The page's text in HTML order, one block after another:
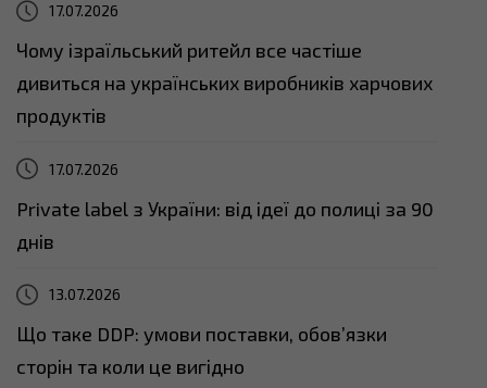
17.07.2026
Чому ізраїльський ритейл все частіше
дивиться на українських виробників харчових
продуктів
17.07.2026
Private label з України: від ідеї до полиці за 90
днів
13.07.2026
Що таке DDP: умови поставки, обов’язки
сторін та коли це вигідно